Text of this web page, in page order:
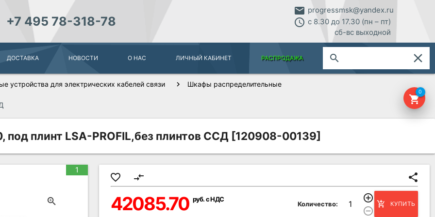
+7 495 78-318-78
email progressmsk@yandex.ru
access_time с 8.30 до 17.30 (пн – пт)
сб-вс выходной
ДОСТАВКА НОВОСТИ О НАС ЛИЧНЫЙ КАБИНЕТ РАСПРОДАЖА search close
shopping_cart
0
устройства для электрических кабелей связи Шкафы распределительные
плинт LSA-PROFIL,без плинтов ССД [120908-00139]
1
favorite_border compare_arrows share
42085.70 руб. с НДС
Количество:
add_circle_outline
remove_circle_outline
add_shopping_cart КУПИТЬ